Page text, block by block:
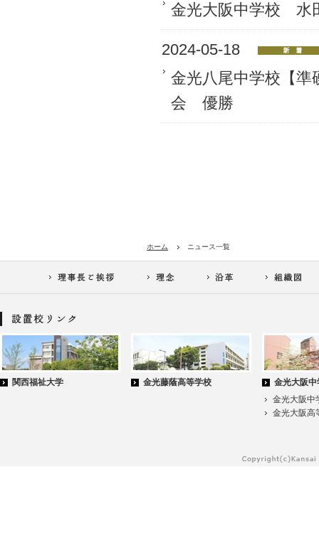
金光大阪中学校 水
2024-05-18
金光八尾中学校【準
会 優勝
ホーム ニュース一覧
関西福祉大学 金光藤蔭高等学校
金光大阪
金光大阪中
金光大阪高